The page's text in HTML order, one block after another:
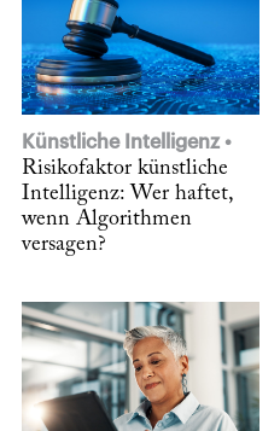
Künstliche Intelligenz
Risikofaktor künstliche
Intelligenz: Wer haftet,
wenn Algorithmen
versagen?